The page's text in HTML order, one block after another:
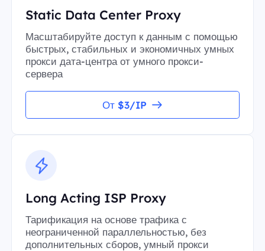
Static Data Center Proxy
Масштабируйте доступ к данным с помощью
быстрых, стабильных и экономичных умных
прокси дата-центра от умного прокси-
сервера
От $3/IP
Long Acting ISP Proxy
Тарификация на основе трафика с
неограниченной параллельностью, без
дополнительных сборов, умный прокси